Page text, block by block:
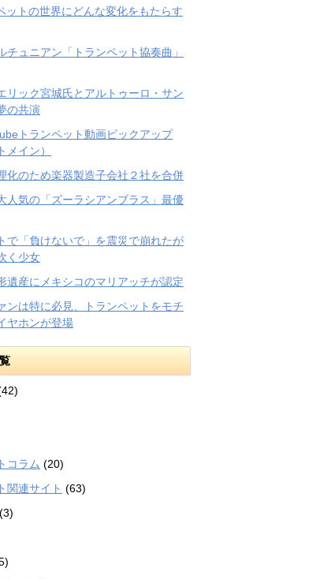
ットの世界にどんな変化をもたらす
チュニアン「トランペット協奏曲」
リック宮城氏とアルトゥーロ・サン
の共演
トランペット動画ピックアップ
メイン）
化のため楽器製造子会社２社を合併
人気の「ズーラシアンブラス」最優
で「負けないで」を震災で崩れたが
く少女
遺産にメキシコのマリアッチが認定
ンは特に必見、トランペットをモチ
ヤホンが登場
コラム (20)
関連サイト (63)
(3)